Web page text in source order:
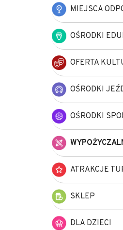
MIEJSCA
OŚRODKI
OFERTA
OŚRODKI
OŚRODKI
ATRAKCJE
SKLEP
DLA DZIECI